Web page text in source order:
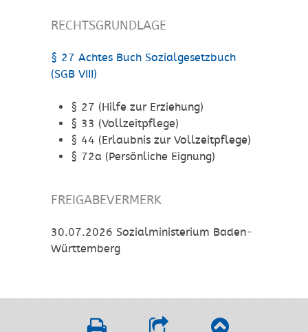
RECHTSGRUNDLAGE
§ 27 Achtes Buch Sozialgesetzbuch
(SGB VIII)
§ 27 (Hilfe zur Erziehung)
§ 33 (Vollzeitpflege)
§ 44 (Erlaubnis zur Vollzeitpflege)
§ 72a (Persönliche Eignung)
FREIGABEVERMERK
30.07.2026 Sozialministerium Baden-
Württemberg